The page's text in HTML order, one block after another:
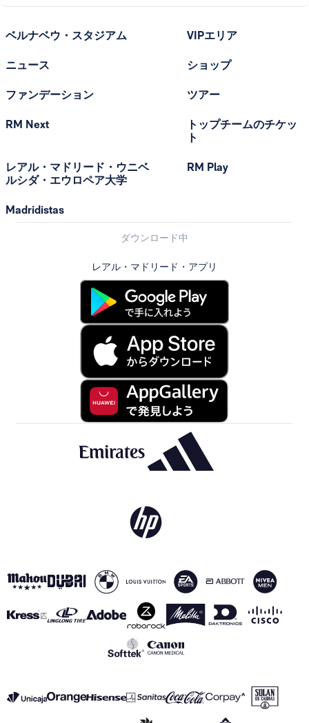
ベルナベウ・スタジアム
ニュース
ファンデーション
RM Next
レアル・マドリード・ウニベ
ルシダ・エウロペア大学
Madridistas
VIPエリア
ショップ
ツアー
トップチームのチケッ
ト
RM Play
ダウンロード中
レアル・マドリード・アプリ